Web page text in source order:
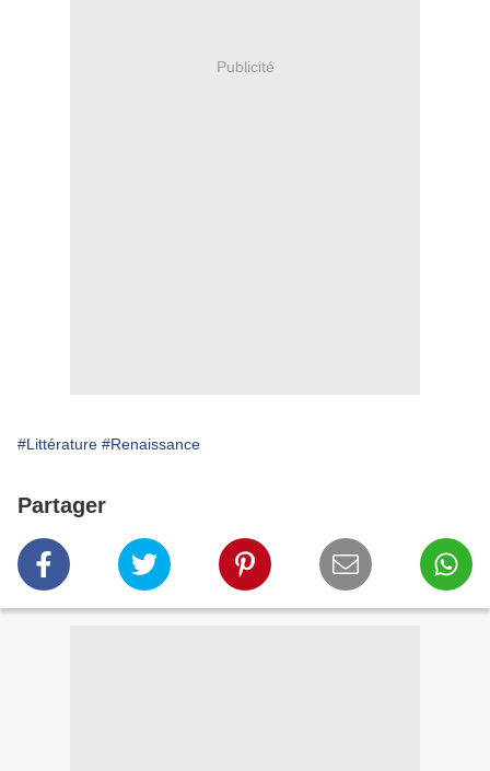
Publicité
#Littérature #Renaissance
Partager